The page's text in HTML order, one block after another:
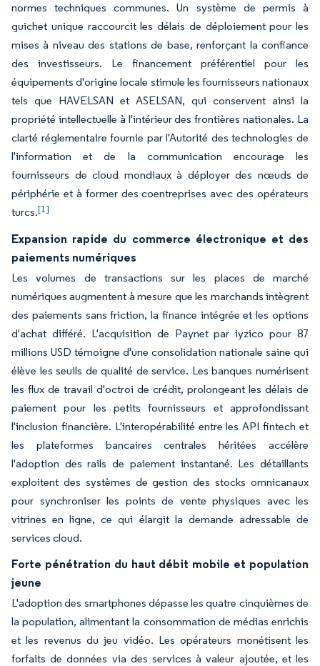
normes techniques communes. Un système de permis à
guichet unique raccourcit les délais de déploiement pour les
mises à niveau des stations de base, renforçant la confiance
des investisseurs. Le financement préférentiel pour les
équipements d'origine locale stimule les fournisseurs nationaux
tels que HAVELSAN et ASELSAN, qui conservent ainsi la
propriété intellectuelle à l'intérieur des frontières nationales. La
clarté réglementaire fournie par l'Autorité des technologies de
l'information et de la communication encourage les
fournisseurs de cloud mondiaux à déployer des nœuds de
périphérie et à former des coentreprises avec des opérateurs
turcs.[1]
Expansion rapide du commerce électronique et des
paiements numériques
Les volumes de transactions sur les places de marché
numériques augmentent à mesure que les marchands intègrent
des paiements sans friction, la finance intégrée et les options
d'achat différé. L'acquisition de Paynet par iyzico pour 87
millions USD témoigne d'une consolidation nationale saine qui
élève les seuils de qualité de service. Les banques numérisent
les flux de travail d'octroi de crédit, prolongeant les délais de
paiement pour les petits fournisseurs et approfondissant
l'inclusion financière. L'interopérabilité entre les API fintech et
les plateformes bancaires centrales héritées accélère
l'adoption des rails de paiement instantané. Les détaillants
exploitent des systèmes de gestion des stocks omnicanaux
pour synchroniser les points de vente physiques avec les
vitrines en ligne, ce qui élargit la demande adressable de
services cloud.
Forte pénétration du haut débit mobile et population
jeune
L'adoption des smartphones dépasse les quatre cinquièmes de
la population, alimentant la consommation de médias enrichis
et les revenus du jeu vidéo. Les opérateurs monétisent les
forfaits de données via des services à valeur ajoutée, et les